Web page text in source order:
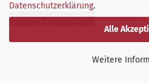
Datenschutzerklärung.
Alle
Weitere
Vertrag widerrufen